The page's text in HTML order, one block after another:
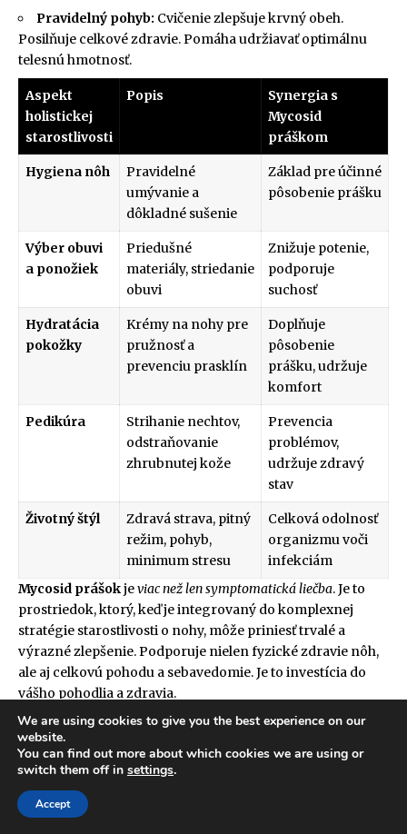
Pravidelný pohyb: Cvičenie zlepšuje krvný obeh.
Posilňuje celkové zdravie. Pomáha udržiavať optimálnu
telesnú hmotnosť.
Aspekt
holistickej
starostlivosti
Popis
Synergia s
Mycosid
práškom
Hygiena nôh
Pravidelné
umývanie a
dôkladné sušenie
Základ pre účinné
pôsobenie prášku
Výber obuvi
a ponožiek
Priedušné
materiály, striedanie
obuvi
Znižuje potenie,
podporuje
suchosť
Hydratácia
pokožky
Krémy na nohy pre
pružnosť a
prevenciu prasklín
Doplňuje
pôsobenie
prášku, udržuje
komfort
Pedikúra
Strihanie nechtov,
odstraňovanie
zhrubnutej kože
Prevencia
problémov,
udržuje zdravý
stav
Životný štýl
Zdravá strava, pitný
režim, pohyb,
minimum stresu
Celková odolnosť
organizmu voči
infekciám
Mycosid prášokjeviac než len symptomatická liečba. Je to
prostriedok, ktorý, keď je integrovaný do komplexnej
stratégie starostlivosti o nohy, môže priniesť trvalé a
výrazné zlepšenie. Podporuje nielen fyzické zdravie nôh,
ale aj celkovú pohodu a sebavedomie. Je to investícia do
vášho pohodlia a zdravia.
"Zdravie je cesta, nie destinácia. Každý malý krok, vrátane
správnej starostlivosti o nohy, prispieva k celkovej vitalite
a radosti zo života."
H2 Často kladené otázky (FAQ) o
Mycosid prášku
We are using cookies to give you the best experience on our
website.
You can find out more about which cookies we are using or
switch them off in settings.
Accept